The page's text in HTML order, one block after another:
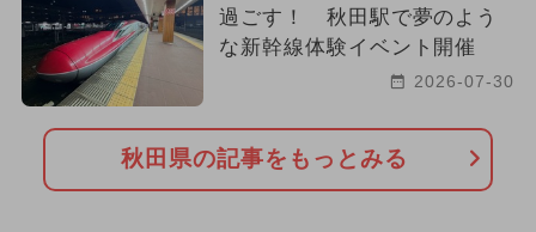
過ごす！ 秋田駅で夢のよう
な新幹線体験イベント開催
2026-07-30
秋田県の記事をもっとみる